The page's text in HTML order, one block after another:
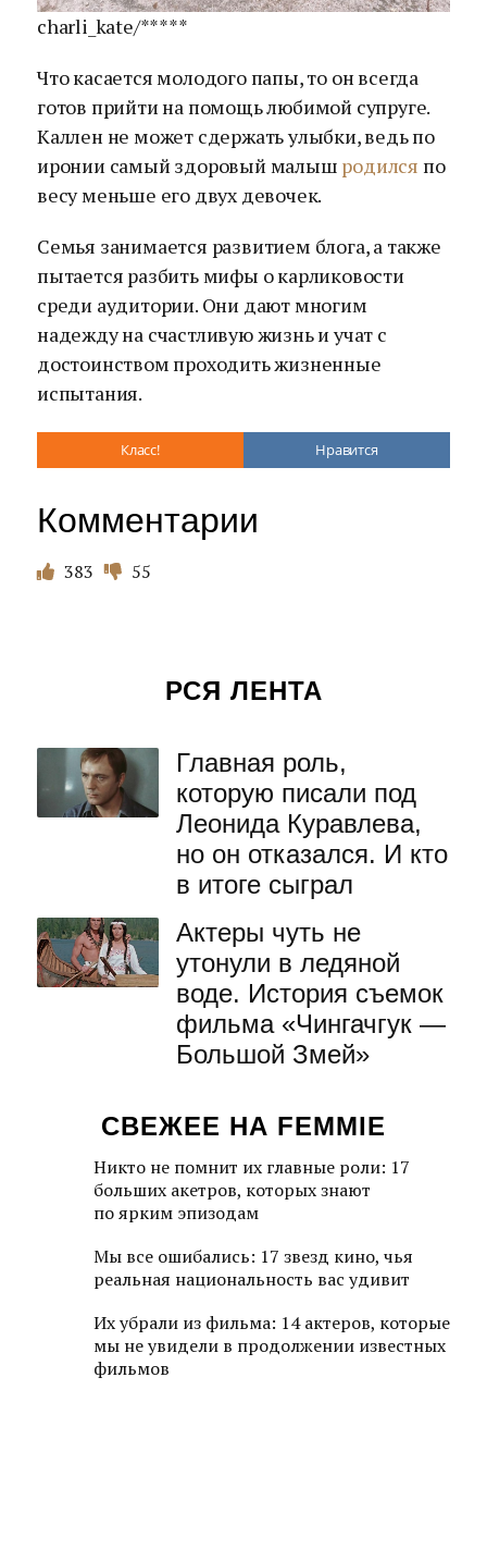
charli_kate/*****
Что касается молодого папы, то он всегда
готов прийти на помощь любимой супруге.
Каллен не может сдержать улыбки, ведь по
иронии самый здоровый малыш родился по
весу меньше его двух девочек.
Семья занимается развитием блога, а также
пытается разбить мифы о карликовости
среди аудитории. Они дают многим
надежду на счастливую жизнь и учат с
достоинством проходить жизненные
испытания.
Класс! Нравится
Комментарии
383 55
РСЯ ЛЕНТА
Главная роль,
которую писали под
Леонида Куравлева,
но он отказался. И кто
в итоге сыграл
Актеры чуть не
утонули в ледяной
воде. История съемок
фильма «Чингачгук —
Большой Змей»
СВЕЖЕЕ НА FEMMIE
Никто не помнит их главные роли: 17
больших акетров, которых знают
по ярким эпизодам
Мы все ошибались: 17 звезд кино, чья
реальная национальность вас удивит
Их убрали из фильма: 14 актеров, которые
мы не увидели в продолжении известных
фильмов